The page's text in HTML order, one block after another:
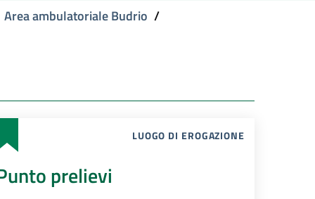
Area ambulatoriale Budrio /
LUOGO DI EROGAZIONE
prelievi